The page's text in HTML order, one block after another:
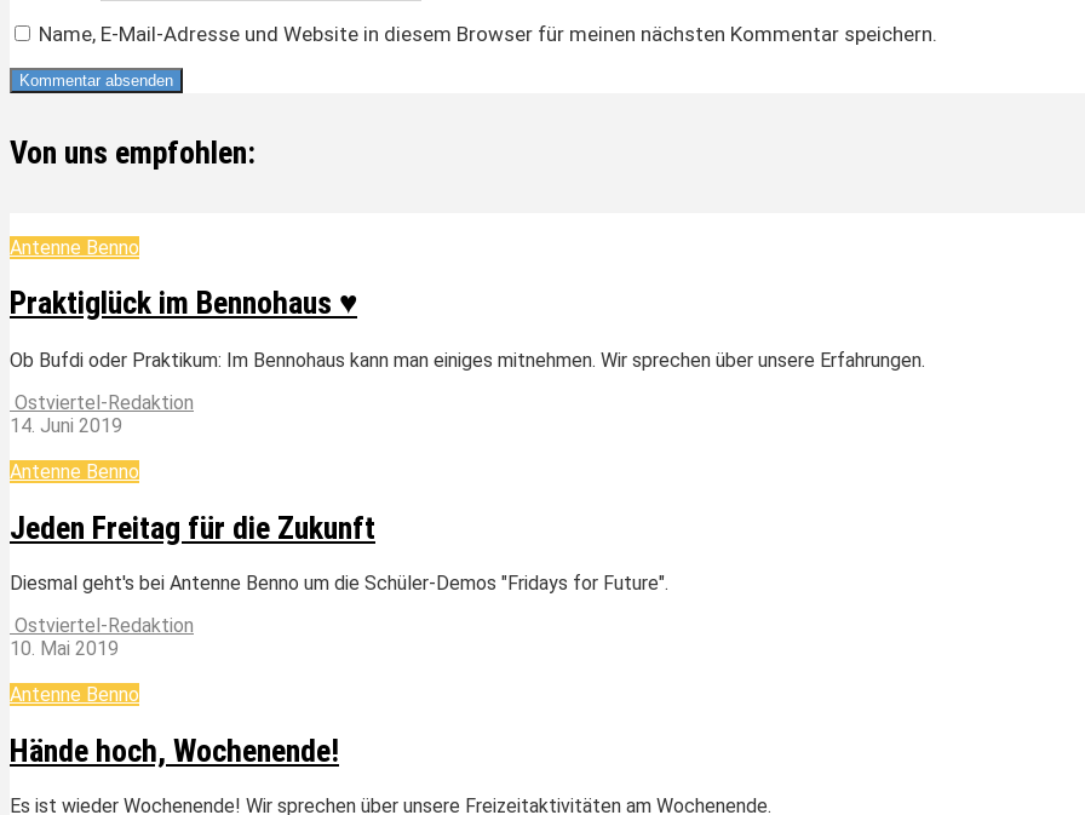
Name, E-Mail-Adresse und Website in diesem Browser für meinen nächsten Kommentar speichern.
Von uns empfohlen:
Antenne Benno
Praktiglück im Bennohaus ♥
Ob Bufdi oder Praktikum: Im Bennohaus kann man einiges mitnehmen. Wir sprechen über unsere Erfahrungen.
Ostviertel-Redaktion
14. Juni 2019
Antenne Benno
Jeden Freitag für die Zukunft
Diesmal geht's bei Antenne Benno um die Schüler-Demos "Fridays for Future".
Ostviertel-Redaktion
10. Mai 2019
Antenne Benno
Hände hoch, Wochenende!
Es ist wieder Wochenende! Wir sprechen über unsere Freizeitaktivitäten am Wochenende.